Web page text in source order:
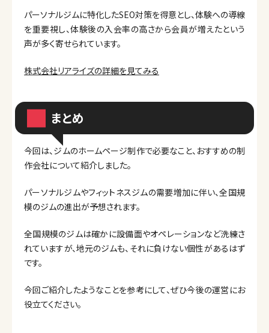
パーソナルジムに特化したSEO対策を得意とし、体験への導線
を重要視し、体験後の入会率の高さから会員が増えたという
声が多く寄せられています。
株式会社リアライズの詳細を見てみる
まとめ
今回は、ジムのホームページ制作で必要なこと、おすすめの制
作会社について紹介しました。
パーソナルジムやフィットネスジムの需要増加に伴い、全国規
模のジムの進出が予想されます。
全国規模のジムは確かに設備面やオペレーションなど洗練さ
れていますが、地元のジムも、それに負けない個性があるはず
です。
今回ご紹介したようなことを参考にして、ぜひ今後の運営にお
役立てください。